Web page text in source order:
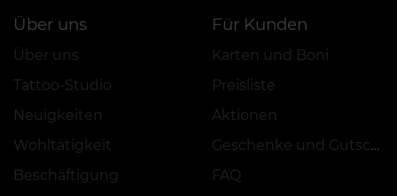
Über uns
Über uns
Tattoo-Studio
Neuigkeiten
Wohltätigkeit
Beschäftigung
Für Kunden
Karten und Boni
Preisliste
Aktionen
Geschenke und Gutscheine
FAQ